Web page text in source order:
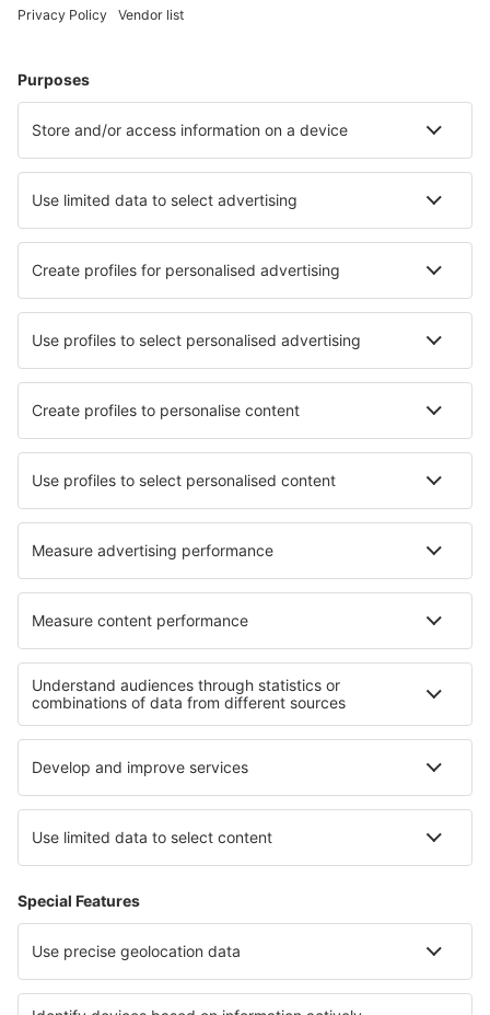
gebruikers
Verblijf in Milaan Verblijf in Rome Verblijf in Florence
Verblijf in Ostuni Verblijf in Trento Verblijf in Pescara
Verblijf in Valledoria
Beste accommodatie - steden
Verblijf in Angoche Verblijf in By Kyrkby
Verblijf in Saint-Etienne-du-Bois Verblijf in Adelshofen
Verblijf in Kanali Verblijf in Gerakini
Verblijf in Coconut Island Verblijf Port Mansfield
Beste accommodatie - regio's
Verblijf in Val di Pejo Verblijf in Val di Fiemme
Verblijf in Calabrië Verblijf in Capri Island
Verblijf in Val di Sole Verblijf in Spis
Verblijf in Monument Valley Verblijf op Mikonos
Verblijf in Tamaulipas Verblijf in Nationaal park Etosha